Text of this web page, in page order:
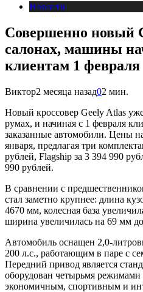
Новости
Совершенно новый
салонах, машины
клиентам 1 февраля
Виктор2 месяца назад02 мин.
Новый кроссовер Geely Atlas
румах, и начиная с 1 февраля
заказанные автомобили. Цены
января, предлагая три
рублей, Flagship за 3 394 990
990 рублей.
В сравнении с
стал заметно крупнее: длина
4670 мм, колесная база
ширина увеличилась на 69 мм
Автомобиль оснащен 2,0-
200 л.с., работающим в паре с
Передний привод является
оборудован четырьмя
экономичным, спортивным и